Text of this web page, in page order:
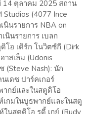
14 ตุลาคม 2025 สถาน
Studios (4077 Ince
นินรายการ NBA on
นินรายการ เบลก
โอ เดิร์ก โนวิตซ์กี (Dirk
าสเล็ม (Udonis
(Steve Nash): นัก
เดซ ปาร์คเกอร์
ากย์และในสตูดิโอ
เกมในบูธพากย์และในสตู